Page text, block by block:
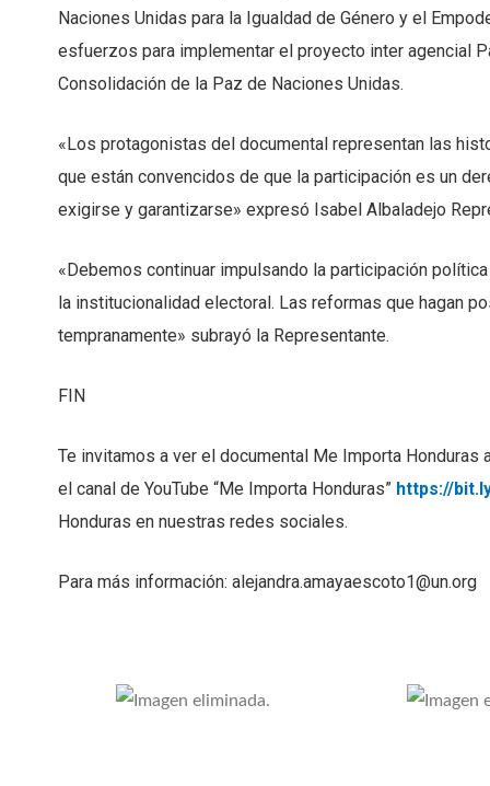
Naciones Unidas para la Igualdad de Género y el
esfuerzos para implementar el proyecto inter agencial
Consolidación de la Paz de Naciones Unidas.
«Los protagonistas del documental representan las
que están convencidos de que la participación es un
exigirse y garantizarse» expresó Isabel Albaladejo
«Debemos continuar impulsando la participación
la institucionalidad electoral. Las reformas que hagan
tempranamente» subrayó la Representante.
FIN
Te invitamos a ver el documental Me Importa
el canal de YouTube “Me Importa Honduras” https://
Honduras en nuestras redes sociales.
Para más información: alejandra.amayaescoto1@un.org